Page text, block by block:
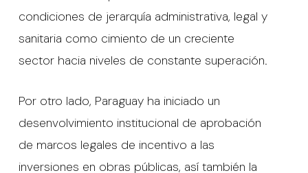
condiciones de jerarquía administrativa, legal y
sanitaria como cimiento de un creciente
sector hacia niveles de constante superación.
Por otro lado, Paraguay ha iniciado un
desenvolvimiento institucional de aprobación
de marcos legales de incentivo a las
inversiones en obras públicas, así también la